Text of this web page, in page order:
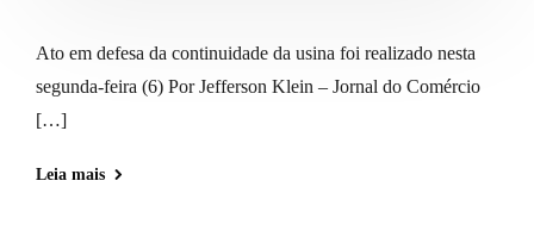
Ato em defesa da continuidade da usina foi realizado nesta
segunda-feira (6) Por Jefferson Klein – Jornal do Comércio
[…]
Leia mais